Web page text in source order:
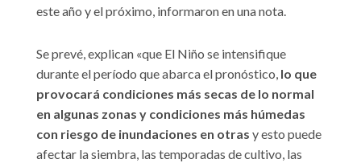
este año y el próximo, informaron en una nota.
Se prevé, explican «que El Niño se intensifique
durante el período que abarca el pronóstico, lo que
provocará condiciones más secas de lo normal
en algunas zonas y condiciones más húmedas
con riesgo de inundaciones en otras y esto puede
afectar la siembra, las temporadas de cultivo, las